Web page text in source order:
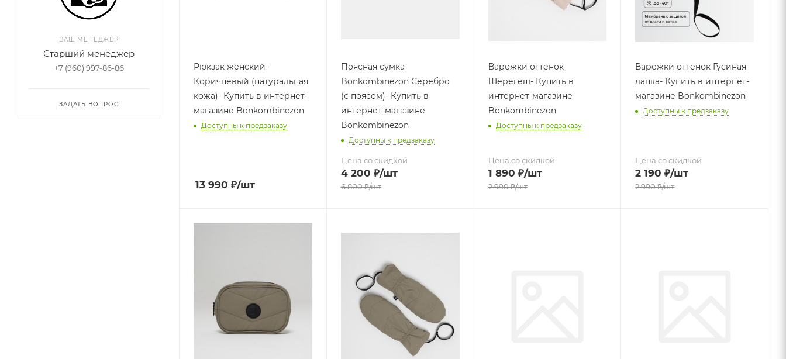
Рюкзак женский -
Коричневый (натуральная
кожа)- Купить в интернет-
магазине Bonkombinezon
Доступны к предзаказу
13 990 ₽/шт
Поясная сумка
Bonkombinezon Серебро
(с поясом)- Купить в
интернет-магазине
Bonkombinezon
Доступны к предзаказу
Цена со скидкой
4 200 ₽/шт
6 800₽/шт
Варежки оттенок
Шерегеш- Купить в
интернет-магазине
Bonkombinezon
Доступны к предзаказу
Цена со скидкой
1 890 ₽/шт
2 990₽/шт
Варежки оттенок Гусиная
лапка- Купить в интернет-
магазине Bonkombinezon
Доступны к предзаказу
Цена со скидкой
2 190 ₽/шт
2 990₽/шт
ВАШ МЕНЕДЖЕР
Старший менеджер
+7 (960) 997-86-86
ЗАДАТЬ ВОПРОС